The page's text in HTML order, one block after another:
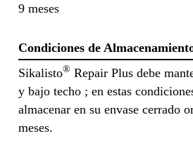
9 meses
Condiciones de
Sikalisto® Repair Plus debe
y bajo techo ; en estas
almacenar en su envase cerrado
meses.